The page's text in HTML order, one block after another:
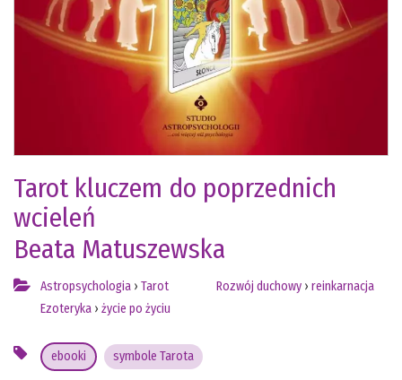
Tarot kluczem do poprzednich
wcieleń
Beata Matuszewska
Astropsychologia › Tarot
Ezoteryka › życie po życiu
Rozwój duchowy › reinkarnacja
ebooki symbole Tarota